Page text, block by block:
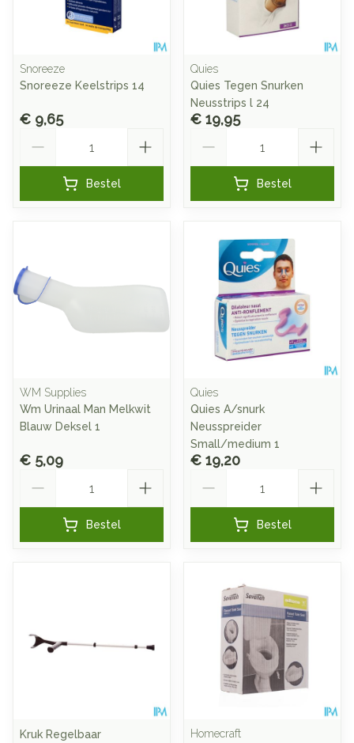
Snoreeze
Snoreeze Keelstrips 14
€ 9,65
Bestel
Quies
Quies Tegen Snurken
Neusstrips l 24
€ 19,95
Bestel
WM Supplies
Wm Urinaal Man Melkwit
Blauw Deksel 1
€ 5,09
Bestel
Quies
Quies A/snurk
Neusspreider
Small/medium 1
€ 19,20
Bestel
Kruk Regelbaar
Homecraft